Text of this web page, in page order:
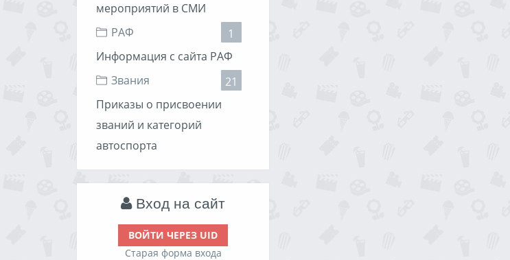
мероприятий в СМИ
РАФ
1
Информация с сайта РАФ
Звания
21
Приказы о присвоении
званий и категорий
автоспорта
Вход на сайт
ВОЙТИ ЧЕРЕЗ UID
Старая форма входа